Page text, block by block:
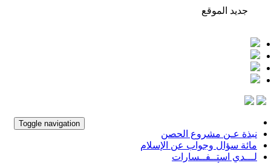
جديد الموقع
Toggle navigation
نبذة عـن مشروع الحصن
مائة سؤال وجواب عن الإسلام
لـــدي استــفــسارات